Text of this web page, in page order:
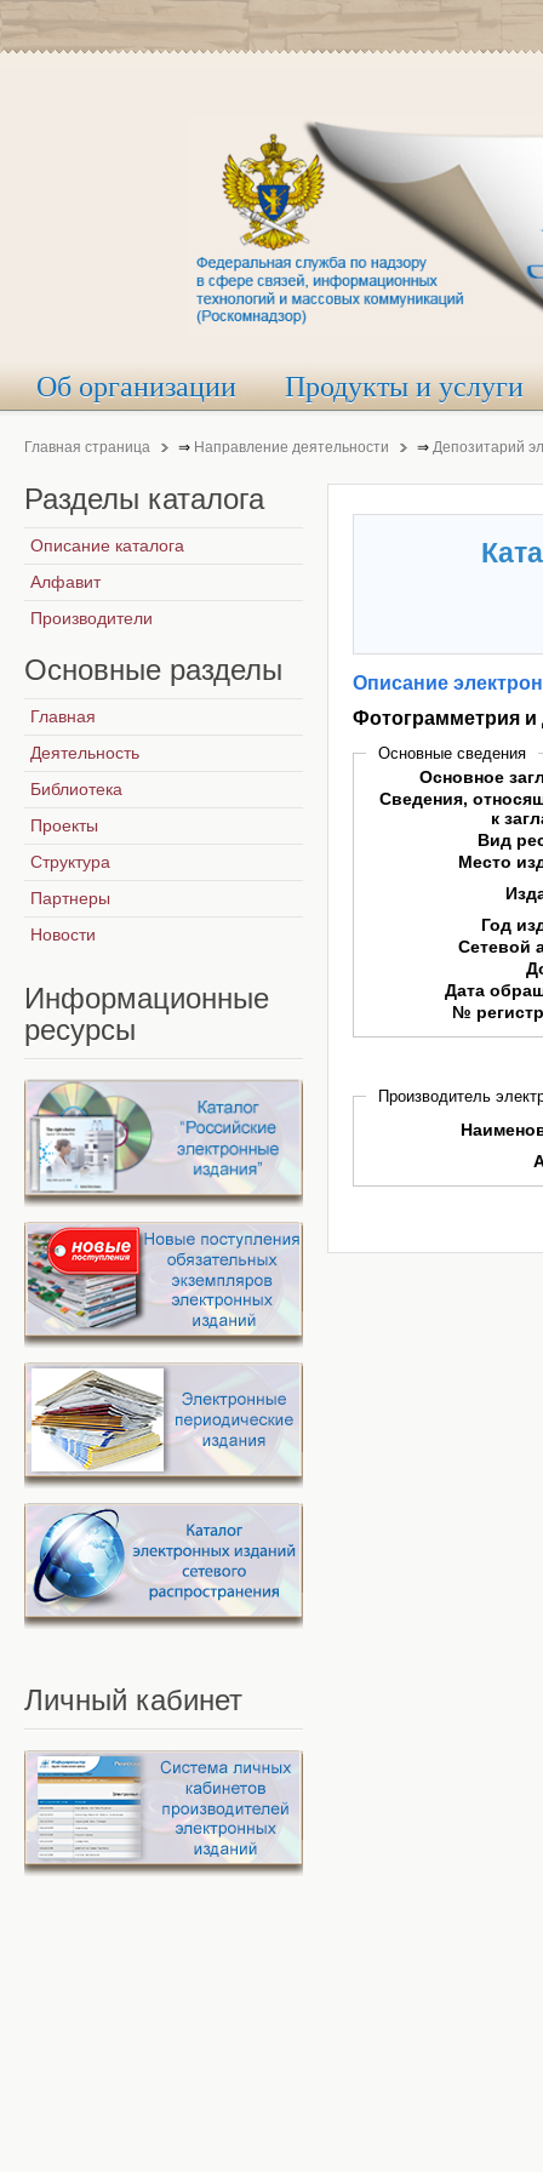
Об организации Продукты и услуги
Главная страница ⇒ Направление деятельности ⇒ Депозитарий
Описание
Фотограмметрия и
Основные сведения
Основное
Сведения,
к
Вид
Место
Год
Сетевой
Дата
№
Производитель
Разделы каталога
Описание каталога
Алфавит
Производители
Основные разделы
Главная
Деятельность
Библиотека
Проекты
Структура
Партнеры
Новости
Информационные
ресурсы
Личный кабинет